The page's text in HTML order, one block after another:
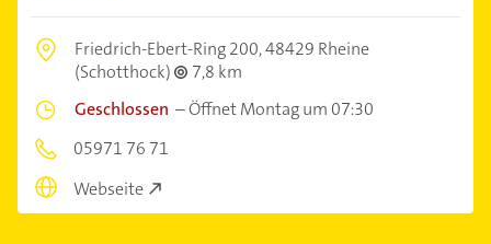
Friedrich-Ebert-Ring 200,48429 Rheine
(Schotthock)
7,8 km
Geschlossen –Öffnet Montag um 07:30
05971 76 71
Webseite